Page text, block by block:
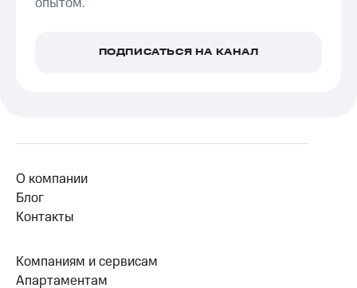
ПОДПИСАТЬСЯ НА КАНАЛ
О компании
Блог
Контакты
Компаниям и сервисам
Апартаментам